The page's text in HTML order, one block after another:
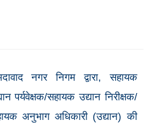
नगर निगम द्वारा, सहायक
पर्यवेक्षक/सहायक उद्यान निरीक्षक/
अनुभाग अधिकारी (उद्यान) की